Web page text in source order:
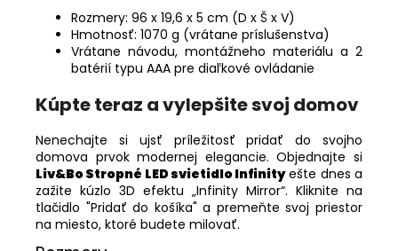
Rozmery: 96 x 19,6 x 5 cm (D x Š x V)
Hmotnosť: 1070 g (vrátane príslušenstva)
Vrátane návodu, montážneho materiálu a 2
batérií typu AAA pre diaľkové ovládanie
Kúpte teraz a vylepšite svoj domov
Nenechajte si ujsť príležitosť pridať do svojho
domova prvok modernej elegancie. Objednajte si
Liv&Bo Stropné LED svietidlo Infinityešte dnes a
zažite kúzlo 3D efektu „Infinity Mirror“. Kliknite na
tlačidlo "Pridať do košíka" a premeňte svoj priestor
na miesto, ktoré budete milovať.